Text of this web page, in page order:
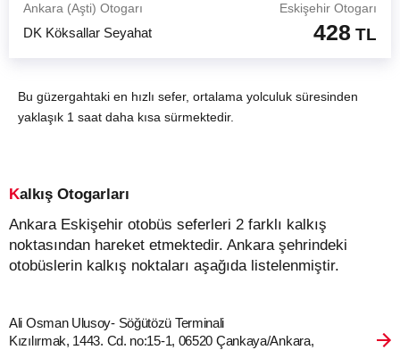
Ankara (Aşti) Otogarı
Eskişehir Otogarı
DK Köksallar Seyahat 428 TL
Bu güzergahtaki en hızlı sefer, ortalama yolculuk süresinden
yaklaşık 1 saat daha kısa sürmektedir.
Kalkış Otogarları
Ankara Eskişehir otobüs seferleri 2 farklı kalkış
noktasından hareket etmektedir. Ankara şehrindeki
otobüslerin kalkış noktaları aşağıda listelenmiştir.
Ali Osman Ulusoy- Söğütözü Terminali
Kızılırmak, 1443. Cd. no:15-1, 06520 Çankaya/Ankara,